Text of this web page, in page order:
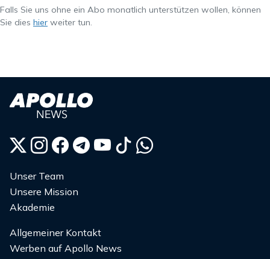
Falls Sie uns ohne ein Abo monatlich unterstützen wollen, können
Sie dies hier weiter tun.
Unser Team
Unsere Mission
Akademie
Allgemeiner Kontakt
Werben auf Apollo News